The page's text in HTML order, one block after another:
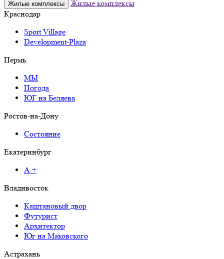
Жилые комплексы
Жилые комплексы
Краснодар
Sport Village
Development-Plaza
Пермь
МЫ
Погода
ЮГ на Беляева
Ростов-на-Дону
Состояние
Екатеринбург
А +
Владивосток
Каштановый двор
Футурист
Архитектор
Юг на Маковского
Астрахань